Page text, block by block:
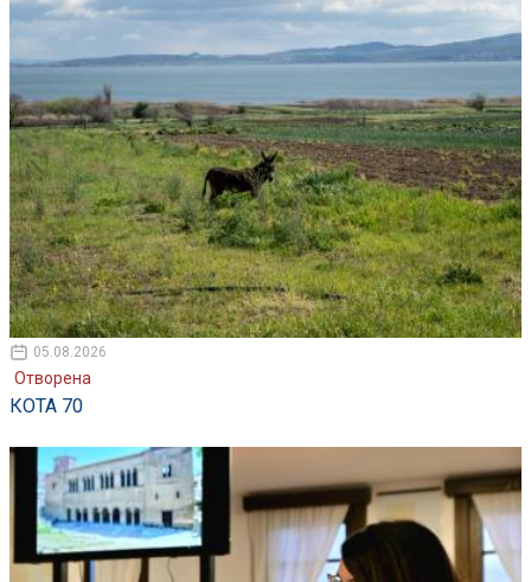
05.08.2026
Отворена
КОТА 70